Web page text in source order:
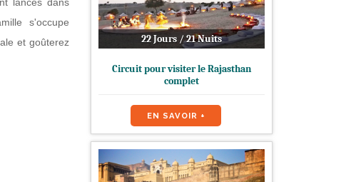
s'occupe
et goûterez
22 Jours / 21 Nuits
Circuit pour visiter le Rajasthan
complet
EN SAVOIR +